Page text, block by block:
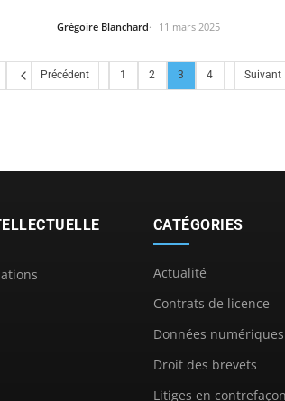
Grégoire Blanchard 11 mars 2025
Précédent 1 2 3 4 Suivant
CATÉGORIES
Actualité
Contrats de licence
Données numériques
Droit des brevets
Litiges en contrefaçon